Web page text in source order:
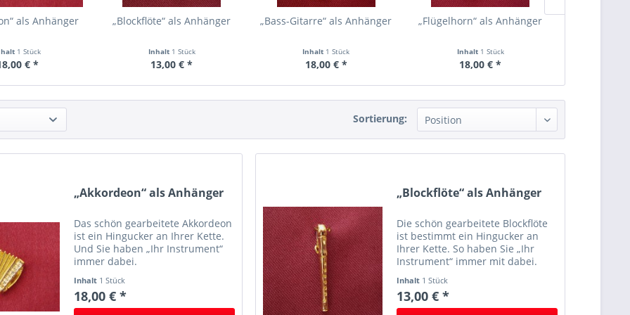
als Anhänger
1 Stück
€ *
„Blockflöte“ als Anhänger
Inhalt 1 Stück
13,00 € *
„Bass-Gitarre“ als Anhänger
Inhalt 1 Stück
18,00 € *
„Flügelhorn“ als Anhänger
Inhalt 1 Stück
18,00 € *
Sortierung:
„Akkordeon“ als Anhänger
Das schön gearbeitete Akkordeon
ist ein Hingucker an Ihrer Kette.
Und Sie haben „Ihr Instrument“
immer dabei.
Inhalt 1 Stück
18,00 € *
„Blockflöte“ als Anhänger
Die schön gearbeitete Blockflöte
ist bestimmt ein Hingucker an
Ihrer Kette. So haben Sie „Ihr
Instrument“ immer mit dabei.
Inhalt 1 Stück
13,00 € *